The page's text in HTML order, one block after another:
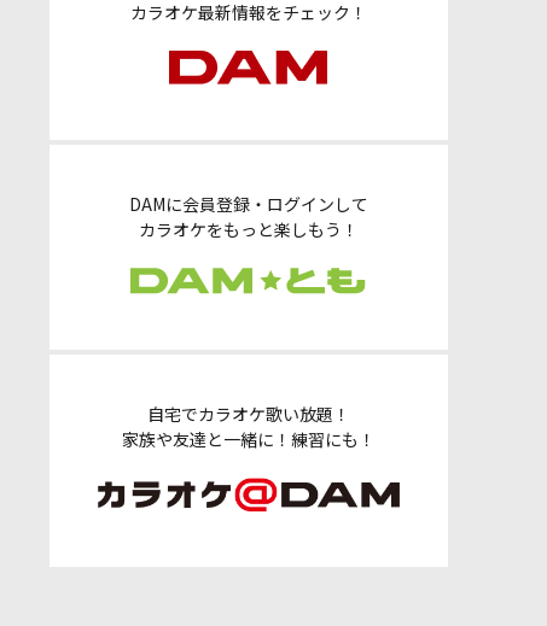
カラオケ最新情報をチェック！
DAMに会員登録・ログインして
カラオケをもっと楽しもう！
自宅でカラオケ歌い放題！
家族や友達と一緒に！練習にも！